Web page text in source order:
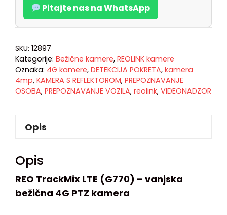
Pitajte nas na WhatsApp
SKU: 12897
Kategorije: Bežične kamere, REOLINK kamere
Oznaka: 4G kamere, DETEKCIJA POKRETA, kamera
4mp, KAMERA S REFLEKTOROM, PREPOZNAVANJE
OSOBA, PREPOZNAVANJE VOZILA, reolink, VIDEONADZOR
Opis
Opis
REO TrackMix LTE (G770) – vanjska
bežična 4G PTZ kamera